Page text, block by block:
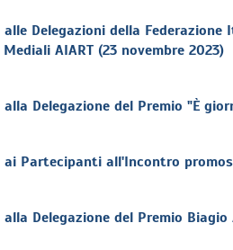
Delegazioni della
AIART (23 novembre 2023)
Delegazione del Premio "È
ai Partecipanti all'Incontro
Delegazione del Premio Biagio